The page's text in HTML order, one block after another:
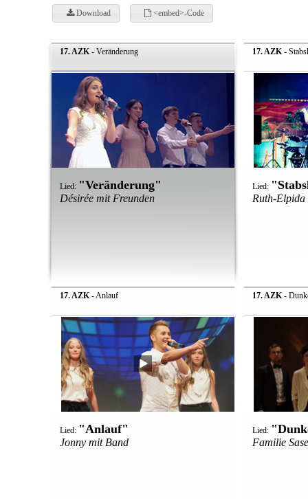
Download <embed>-Code
17. AZK- Veränderung
Lied: "Veränderung"
Désirée mit Freunden
17. AZK-
Lied:
Ruth-
17. AZK- Anlauf
Lied: "Anlauf"
Jonny mit Band
17. AZK-
Lied:
Familie